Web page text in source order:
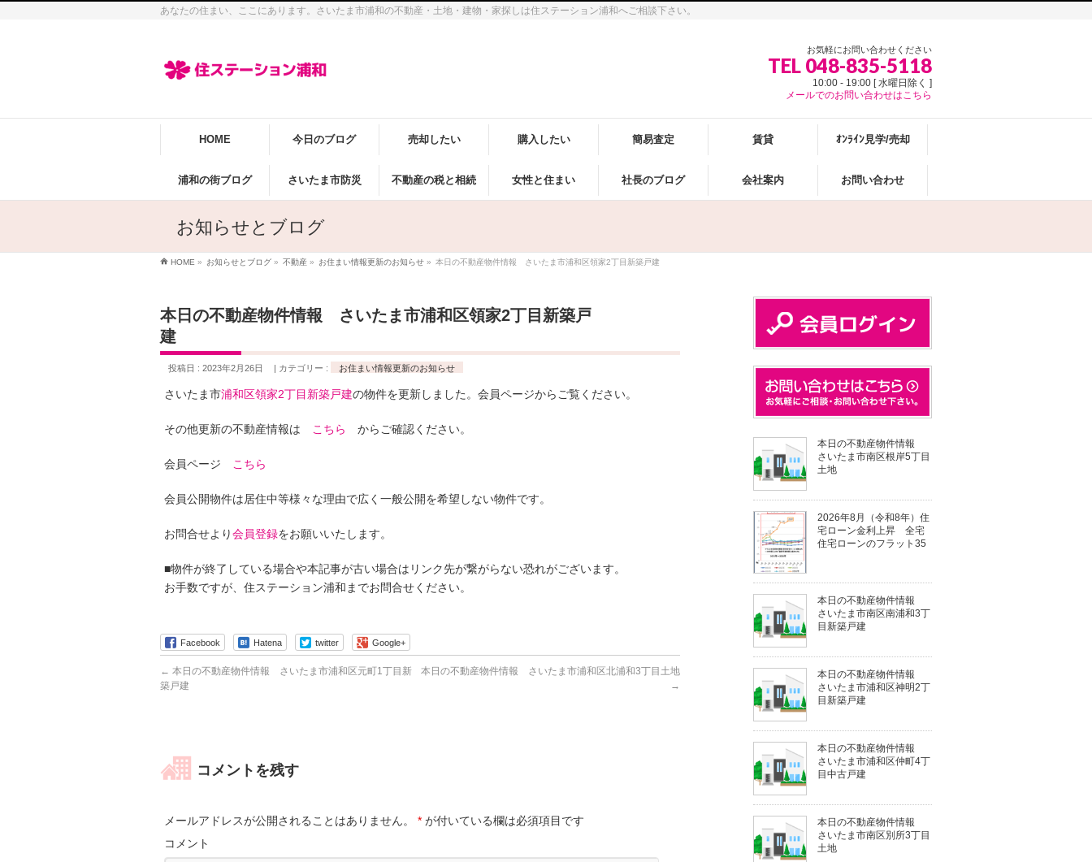
あなたの住まい、ここにあります。さいたま市浦和の不動産・土地・建物・家探しは住ステーション浦和へご相談下さい。
お気軽にお問い合わせください
TEL 048-835-5118
10:00 - 19:00 [ 水曜日除く ]
メールでのお問い合わせはこちら
HOME 今日のブログ 売却したい 購入したい 簡易査定 賃貸 ｵﾝﾗｲﾝ見学/売却
浦和の街ブログ さいたま市防災 不動産の税と相続 女性と住まい 社長のブログ 会社案内 お問い合わせ
お知らせとブログ
HOME » お知らせとブログ » 不動産 » お住まい情報更新のお知らせ » 本日の不動産物件情報 さいたま市浦和区領家2丁目新築戸建
本日の不動産物件情報 さいたま市浦和区領家2丁目新築戸
建
投稿日 : 2023年2月26日 カテゴリー : お住まい情報更新のお知らせ
さいたま市浦和区領家2丁目新築戸建の物件を更新しました。会員ページからご覧ください。
その他更新の不動産情報は こちら からご確認ください。
会員ページ こちら
会員公開物件は居住中等様々な理由で広く一般公開を希望しない物件です。
お問合せより会員登録をお願いいたします。
■物件が終了している場合や本記事が古い場合はリンク先が繋がらない恐れがございます。
お手数ですが、住ステーション浦和までお問合せください。
Facebook Hatena twitter Google+
← 本日の不動産物件情報 さいたま市浦和区元町1丁目新
築戸建
本日の不動産物件情報 さいたま市浦和区北浦和3丁目土地
→
コメントを残す
メールアドレスが公開されることはありません。 * が付いている欄は必須項目です
コメント
本日の不動産物件情報
さいたま市南区根岸5丁目
土地
2026年8月（令和8年）住
宅ローン金利上昇 全宅
住宅ローンのフラット35
本日の不動産物件情報
さいたま市南区南浦和3丁
目新築戸建
本日の不動産物件情報
さいたま市浦和区神明2丁
目新築戸建
本日の不動産物件情報
さいたま市浦和区仲町4丁
目中古戸建
本日の不動産物件情報
さいたま市南区別所3丁目
土地